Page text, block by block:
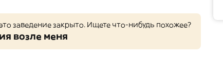
заведение закрыто. Ищете что-нибудь похожее?
возле меня